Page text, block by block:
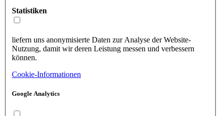
Statistiken
liefern uns anonymisierte Daten zur Analyse der Website-
Nutzung, damit wir deren Leistung messen und verbessern
können.
Cookie-Informationen
Google Analytics